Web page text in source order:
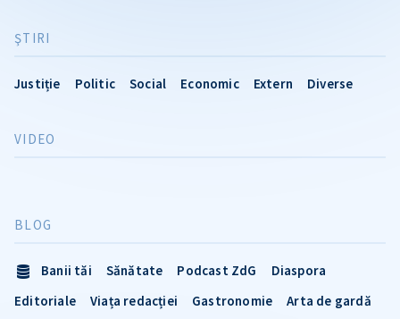
ŞTIRI
Justiție Politic Social Economic Extern Diverse
VIDEO
BLOG
Banii tăi Sănătate Podcast ZdG
Diaspora
Editoriale
Viața redacției Gastronomie
Arta de gardă